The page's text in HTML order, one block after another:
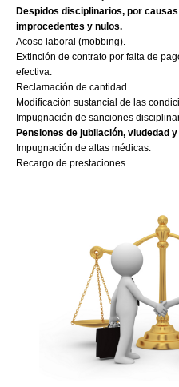
Despidos disciplinarios, por
improcedentes y nulos.
Acoso laboral (mobbing).
Extinción de contrato por falta de
efectiva.
Reclamación de cantidad.
Modificación sustancial de las
Impugnación de sanciones
Pensiones de jubilación, viudedad
Impugnación de altas médicas.
Recargo de prestaciones.